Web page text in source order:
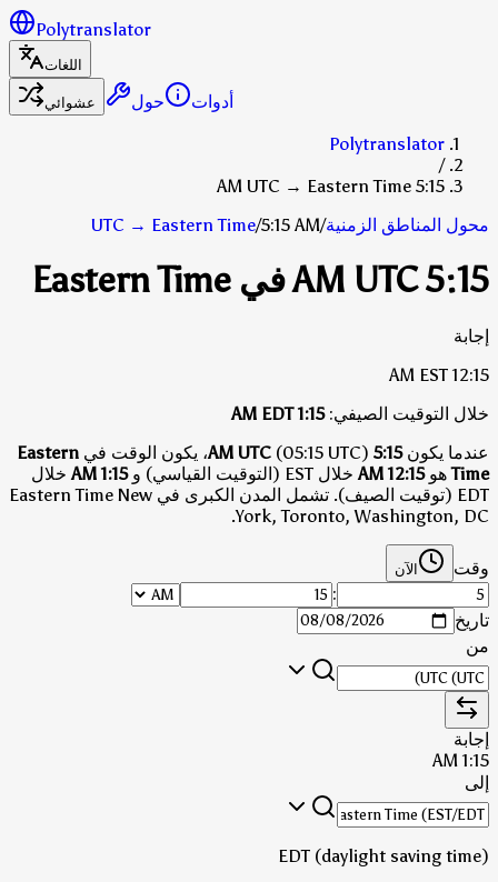
Polytranslator
اللغات
عشوائي
أدوات
حول
Polytranslator
/
5:15 AM UTC → Eastern Time
محول المناطق الزمنية/
UTC → Eastern Time/5:15 AM
5:15 AM UTC في Eastern Time
إجابة
12:15 AM
EST
خلال التوقيت الصيفي: 1:15 AM
EDT
عندما يكون5:15 AM UTC (05:15 UTC)، يكون الوقت في
Eastern
Timeهو12:15 AM خلال EST (التوقيت القياسي) و1:15 AM
خلال
EDT (توقيت الصيف)
.
تشمل المدن الكبرى في Eastern Time New
York, Toronto, Washington, DC.
وقت الآن
:
تاريخ
من
إجابة
1:15 AM
إلى
EDT (daylight saving time)